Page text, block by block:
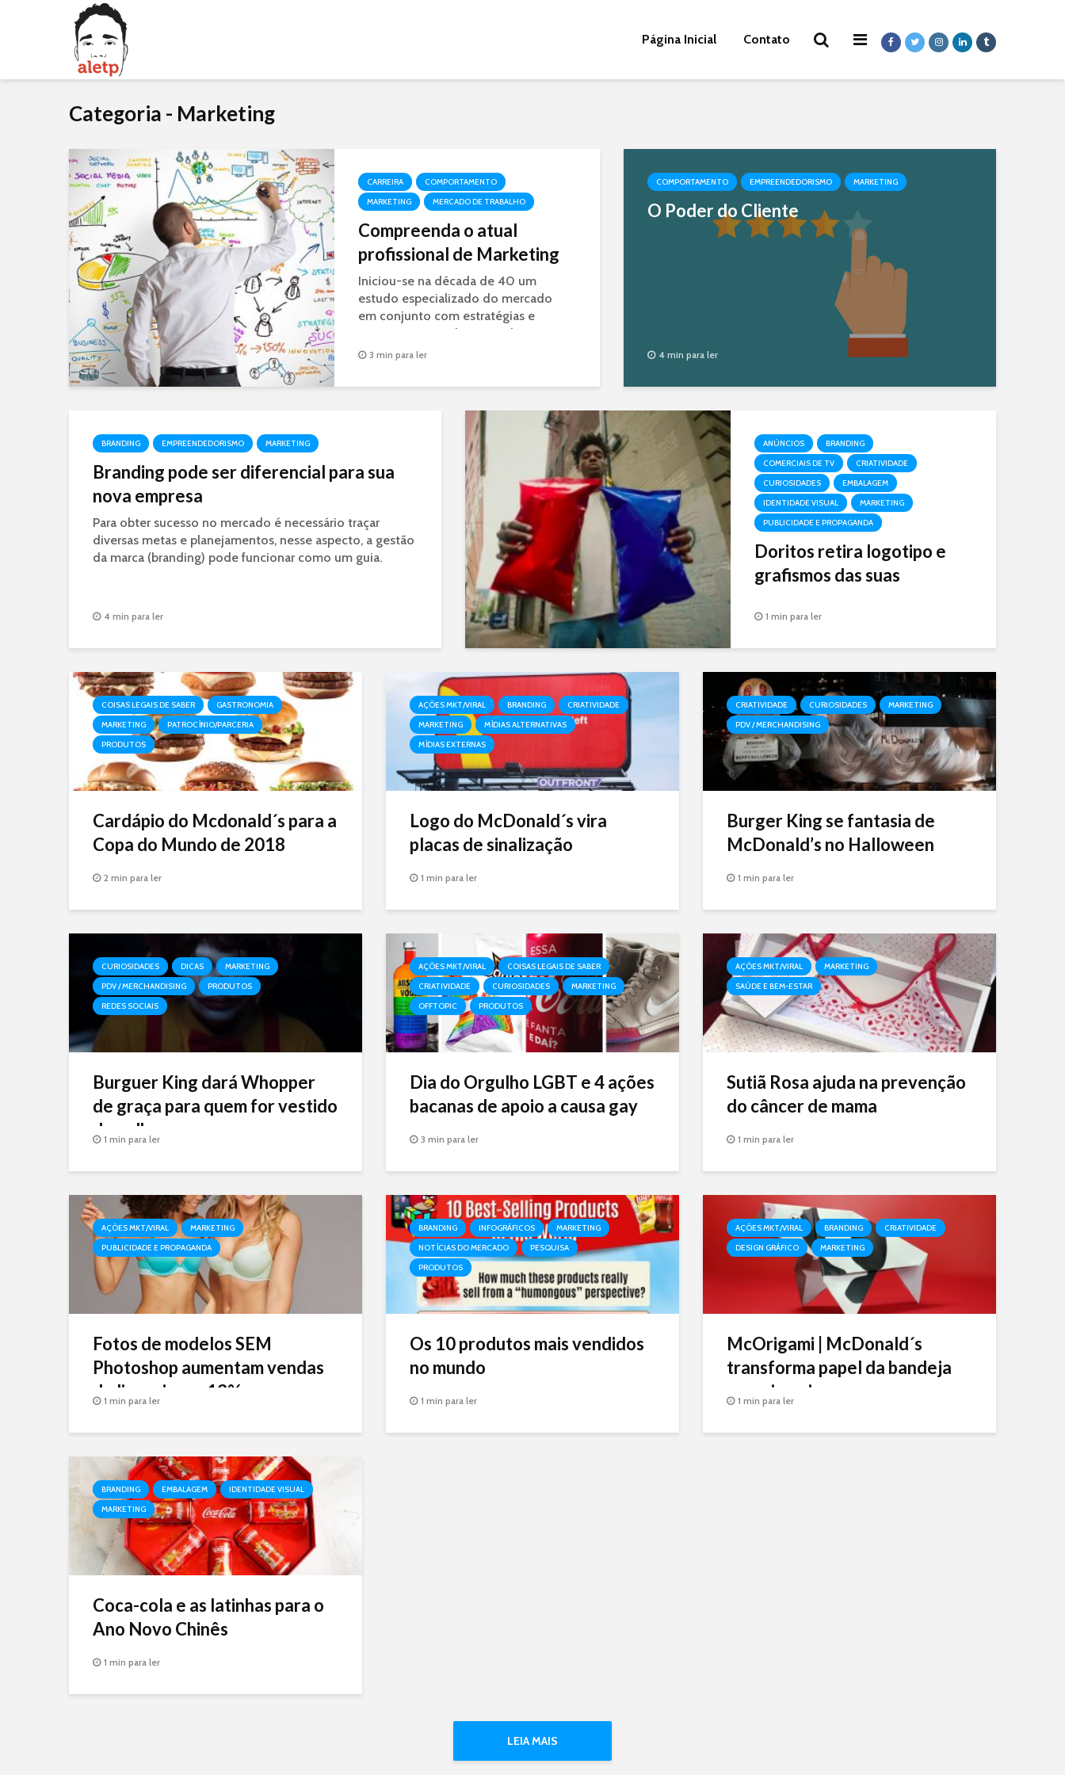
Página Inicial Contato
Categoria - Marketing
CARREIRA
COMPORTAMENTO
MARKETING
MERCADO DE TRABALHO
Compreenda o atual
profissional de Marketing
Iniciou-se na década de 40 um
estudo especializado do mercado
em conjunto com estratégias e
ações, o que conhecemos hoje
como Marketing.
3 min para ler
COMPORTAMENTO EMPREENDEDORISMO MARKETING
O Poder do Cliente
4 min para ler
BRANDING EMPREENDEDORISMO MARKETING
Branding pode ser diferencial para sua
nova empresa
Para obter sucesso no mercado é necessário traçar
diversas metas e planejamentos, nesse aspecto, a gestão
da marca (branding) pode funcionar como um guia.
4 min para ler
ANÚNCIOS
BRANDING
COMERCIAIS DE TV
CRIATIVIDADE
CURIOSIDADES
EMBALAGEM
IDENTIDADE VISUAL
MARKETING
PUBLICIDADE E PROPAGANDA
Doritos retira logotipo e
grafismos das suas
A embalagens de Doritos estão lisas,
força da marca Doritos junto ao
público.
1 min para ler
COISAS LEGAIS DE SABER
GASTRONOMIA
MARKETING
PATROCÍNIO/PARCERIA
PRODUTOS
Cardápio do Mcdonald´s para a
Copa do Mundo de 2018
2 min para ler
AÇÕES MKT/VIRAL BRANDING
CRIATIVIDADE
MARKETING
MÍDIAS ALTERNATIVAS
MÍDIAS EXTERNAS
Logo do McDonald´s vira
placas de sinalização
1 min para ler
CRIATIVIDADE CURIOSIDADES
MARKETING
PDV / MERCHANDISING
Burger King se fantasia de
McDonald’s no Halloween
1 min para ler
CURIOSIDADES DICAS
MARKETING
PDV / MERCHANDISING
PRODUTOS
REDES SOCIAIS
Burguer King dará Whopper
de graça para quem for vestido
de palhaço
1 min para ler
AÇÕES MKT/VIRAL
COISAS LEGAIS DE SABER
CRIATIVIDADE
CURIOSIDADES
MARKETING
OFFTOPIC
PRODUTOS
Dia do Orgulho LGBT e 4 ações
bacanas de apoio a causa gay
3 min para ler
AÇÕES MKT/VIRAL
MARKETING
SAÚDE E BEM-ESTAR
Sutiã Rosa ajuda na prevenção
do câncer de mama
1 min para ler
AÇÕES MKT/VIRAL
MARKETING
PUBLICIDADE E PROPAGANDA
Fotos de modelos SEM
Photoshop aumentam vendas
de lingerie em 13%
1 min para ler
BRANDING INFOGRÁFICOS
MARKETING
NOTÍCIAS DO MERCADO
PESQUISA
PRODUTOS
Os 10 produtos mais vendidos
no mundo
1 min para ler
AÇÕES MKT/VIRAL BRANDING
CRIATIVIDADE
DESIGN GRÁFICO
MARKETING
McOrigami | McDonald´s
transforma papel da bandeja
em origami
1 min para ler
BRANDING EMBALAGEM
IDENTIDADE VISUAL
MARKETING
Coca-cola e as latinhas para o
Ano Novo Chinês
1 min para ler
LEIA MAIS